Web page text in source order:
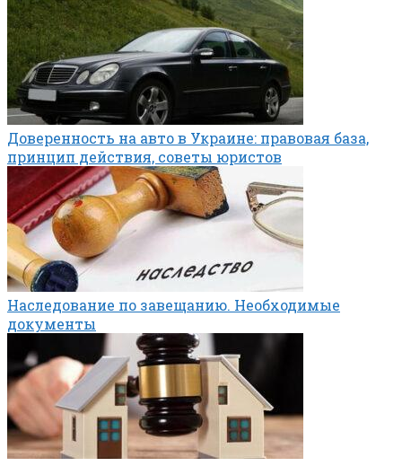
Доверенность на авто в Украине: правовая база,
принцип действия, советы юристов
Наследование по завещанию. Необходимые
документы